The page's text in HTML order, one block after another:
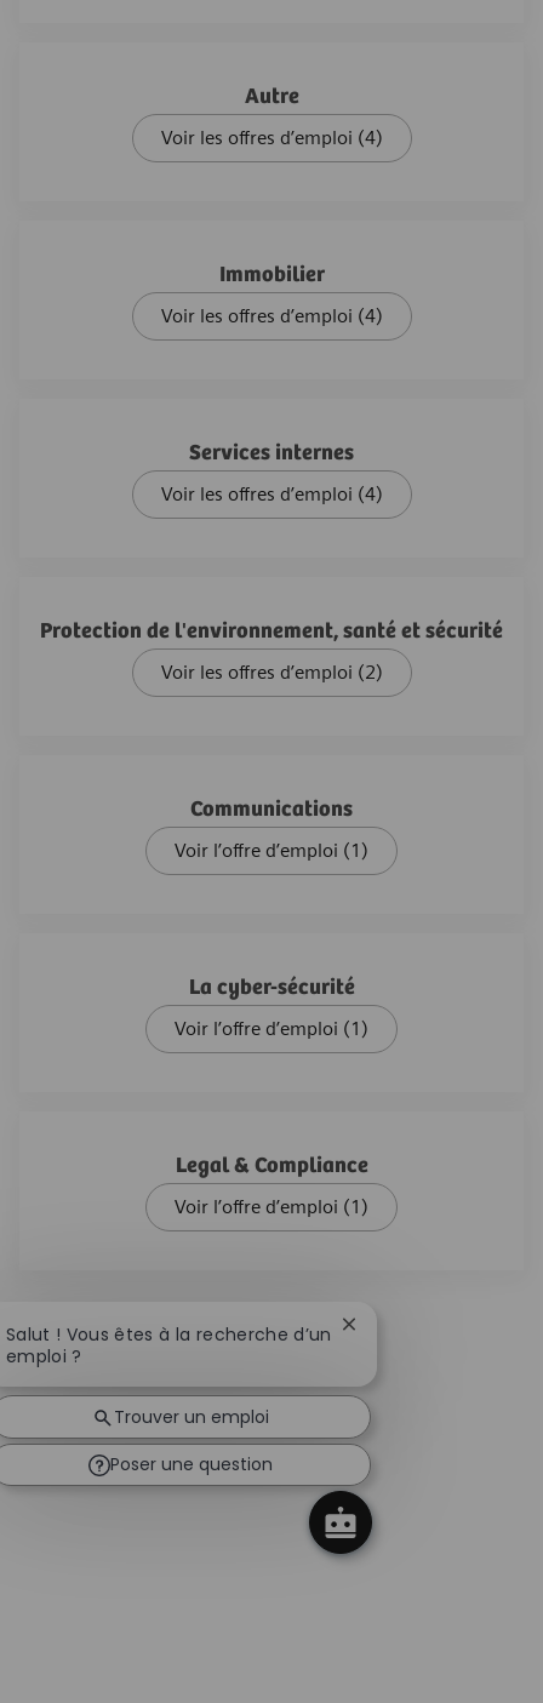
Autre
Voir les offres d’emploi (4)
Immobilier
Voir les offres d’emploi (4)
Services internes
Voir les offres d’emploi (4)
Protection de l'environnement, santé et sécurité
Voir les offres d’emploi (2)
Communications
Voir l’offre d’emploi (1)
La cyber-sécurité
Voir l’offre d’emploi (1)
Legal & Compliance
Voir l’offre d’emploi (1)
Salut ! Vous êtes à la recherche d’un
emploi ?
Fermer la notification
Trouver un emploi
Poser une question